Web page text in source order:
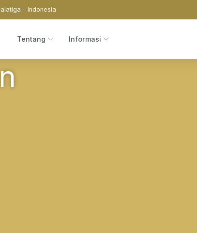
- Indonesia
Tentang Informasi